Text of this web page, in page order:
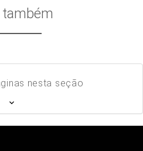
também
nesta seção